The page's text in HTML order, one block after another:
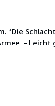
*Die
-